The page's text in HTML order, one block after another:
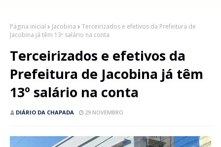
Página inicial Jacobina
Terceirizados e efetivos da Prefeitura de
Jacobina já têm 13º salário na conta
Terceirizados e efetivos da
Prefeitura de Jacobina já têm
13º salário na conta
DIÁRIO DA CHAPADA 29 NOVEMBRO